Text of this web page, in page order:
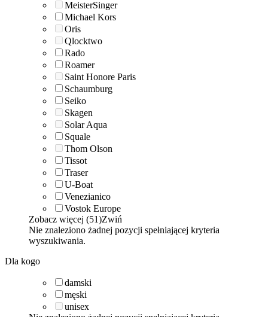
MeisterSinger
Michael Kors
Oris
Qlocktwo
Rado
Roamer
Saint Honore Paris
Schaumburg
Seiko
Skagen
Solar Aqua
Squale
Thom Olson
Tissot
Traser
U-Boat
Venezianico
Vostok Europe
Zobacz więcej (51)Zwiń
Nie znaleziono żadnej pozycji spełniającej kryteria
wyszukiwania.
Dla kogo
damski
męski
unisex